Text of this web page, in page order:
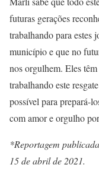
futuras gerações
trabalhando para estes
município e que no
nos orgulhem. Eles
trabalhando este
possível para prepará-
com amor e orgulho
*Reportagem
15 de abril de 2021.